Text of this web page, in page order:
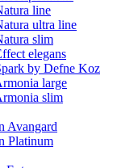
line
ultra line
slim
elegans
by Defne Koz
large
slim
Avangard
Platinum